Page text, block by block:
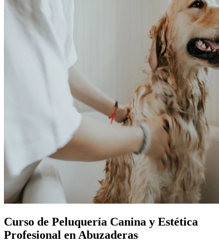
Curso de Peluquería Canina y Estética
Profesional en Abuzaderas